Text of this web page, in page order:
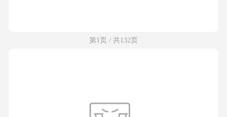
第1页 / 共132页